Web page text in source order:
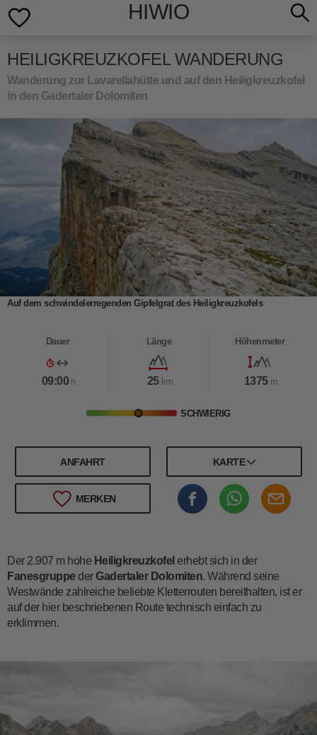
HIWIO
HEILIGKREUZKOFEL WANDERUNG
Wanderung zur Lavarellahütte und auf den Heiligkreuzkofel
in den Gadertaler Dolomiten
Auf dem schwindelerregenden Gipfelgrat des Heiligkreuzkofels
Dauer
09:00 h
Länge
25 km
Höhenmeter
1375 m
SCHWIERIG
ANFAHRT KARTE
MERKEN
Der 2.907 m hohe Heiligkreuzkofel erhebt sich in der
FanesgruppederGadertaler Dolomiten. Während seine
Westwände zahlreiche beliebte Kletterrouten bereithalten, ist er
auf der hier beschriebenen Route technisch einfach zu
erklimmen.